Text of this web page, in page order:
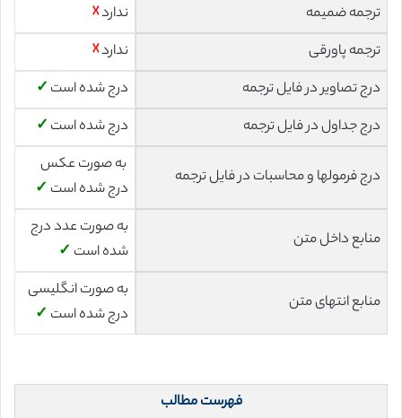
ترجمه ضمیمه
ندارد☓
ترجمه پاورقی
ندارد☓
درج تصاویر در فایل ترجمه
درج شده است ✓
درج جداول در فایل ترجمه
درج شده است ✓
درج فرمولها و محاسبات در فایل ترجمه
به صورت عکس
درج شده است ✓
منابع داخل متن
به صورت عدد درج
شده است ✓
منابع انتهای متن
به صورت انگلیسی
درج شده است ✓
فهرست مطالب